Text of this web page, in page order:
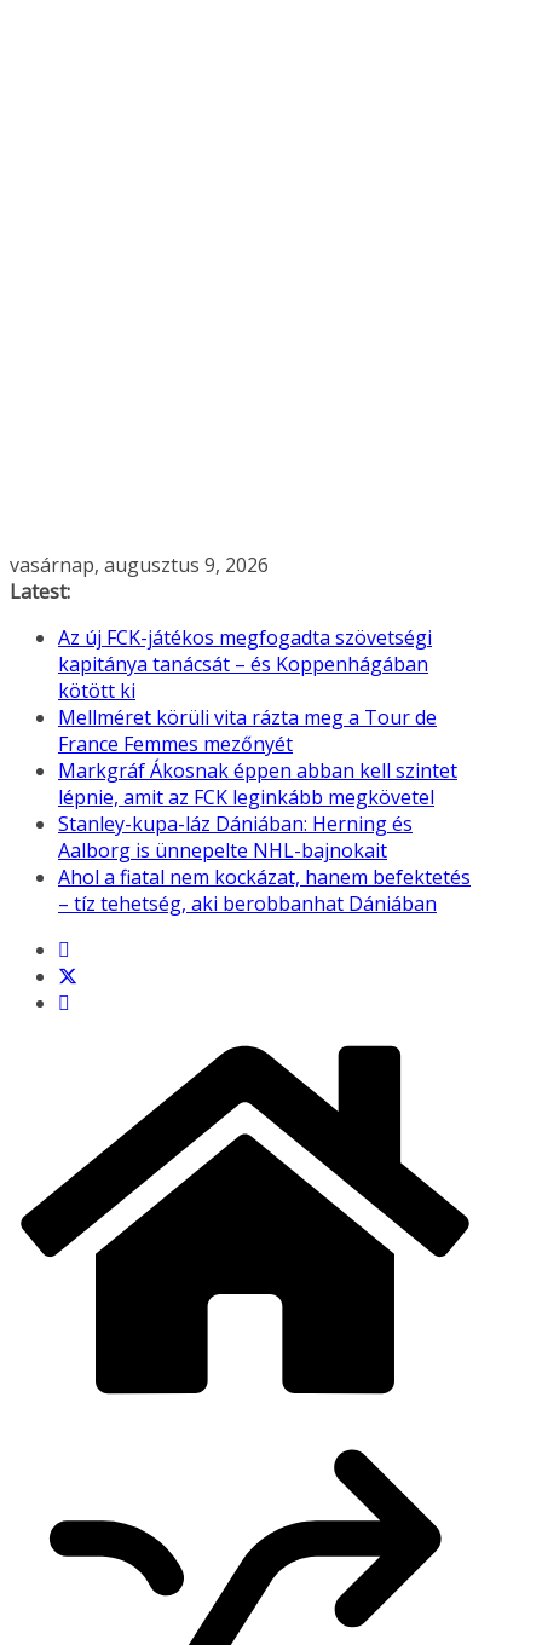
Skip
to
vasárnap, augusztus 9, 2026
Latest:
Az új FCK-játékos megfogadta szövetségi
kapitánya tanácsát – és Koppenhágában
kötött ki
Mellméret körüli vita rázta meg a Tour de
France Femmes mezőnyét
Markgráf Ákosnak éppen abban kell szintet
lépnie, amit az FCK leginkább megkövetel
Stanley-kupa-láz Dániában: Herning és
Aalborg is ünnepelte NHL-bajnokait
Ahol a fiatal nem kockázat, hanem befektetés
– tíz tehetség, aki berobbanhat Dániában